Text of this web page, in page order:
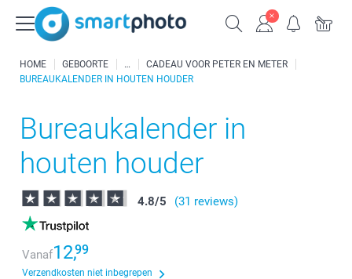
HOME GEBOORTE
CADEAU VOOR PETER EN METER
BUREAUKALENDER IN HOUTEN HOUDER
Bureaukalender in
houten houder
4.8/5 (31 reviews)
Vanaf12,99
Verzendkosten niet inbegrepen